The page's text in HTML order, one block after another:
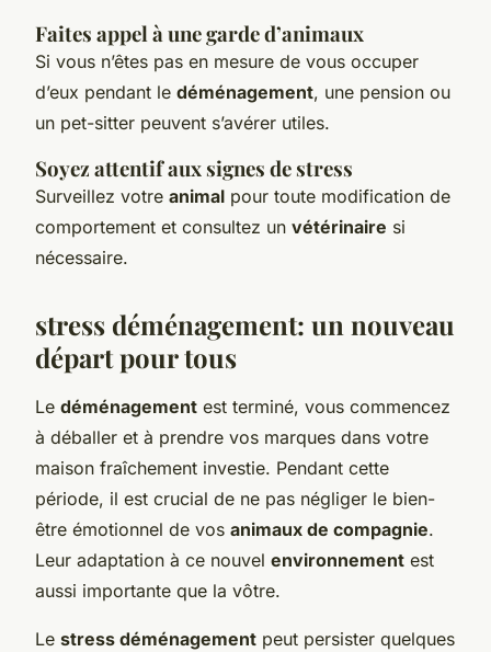
Faites appel à une garde d’animaux
Si vous n’êtes pas en mesure de vous occuper
d’eux pendant le déménagement, une pension ou
un pet-sitter peuvent s’avérer utiles.
Soyez attentif aux signes de stress
Surveillez votre animal pour toute modification de
comportement et consultez un vétérinaire si
nécessaire.
stress déménagement: un nouveau
départ pour tous
Le déménagement est terminé, vous commencez
à déballer et à prendre vos marques dans votre
maison fraîchement investie. Pendant cette
période, il est crucial de ne pas négliger le bien-
être émotionnel de vos animaux de compagnie.
Leur adaptation à ce nouvel environnement est
aussi importante que la vôtre.
Le stress déménagement peut persister quelques